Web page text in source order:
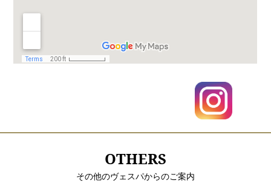
OTHERS
その他のヴェスパからのご案内